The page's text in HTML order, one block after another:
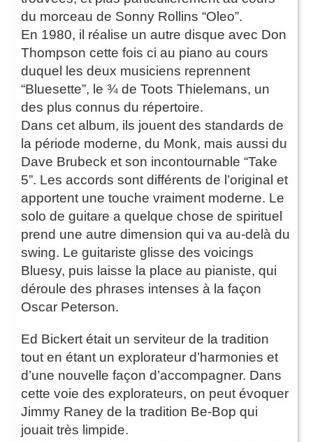
du morceau de Sonny Rollins “Oleo”.
En 1980, il réalise un autre disque avec Don
Thompson cette fois ci au piano au cours
duquel les deux musiciens reprennent
“Bluesette”, le ¾ de Toots Thielemans, un
des plus connus du répertoire.
Dans cet album, ils jouent des standards de
la période moderne, du Monk, mais aussi du
Dave Brubeck et son incontournable “Take
5”. Les accords sont différents de l’original et
apportent une touche vraiment moderne. Le
solo de guitare a quelque chose de spirituel
prend une autre dimension qui va au-delà du
swing. Le guitariste glisse des voicings
Bluesy, puis laisse la place au pianiste, qui
déroule des phrases intenses à la façon
Oscar Peterson.
Ed Bickert était un serviteur de la tradition
tout en étant un explorateur d’harmonies et
d’une nouvelle façon d’accompagner. Dans
cette voie des explorateurs, on peut évoquer
Jimmy Raney de la tradition Be-Bop qui
jouait très limpide.